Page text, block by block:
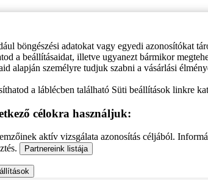
böngészési adatokat vagy egyedi azonosítókat
a beállításaidat, illetve ugyanezt bármikor
alapján személyre tudjuk szabni a vásárlási
a láblécben található Süti beállítások linkre
célokra használjuk:
aktív vizsgálata azonosítás céljából.
Partnereink listája